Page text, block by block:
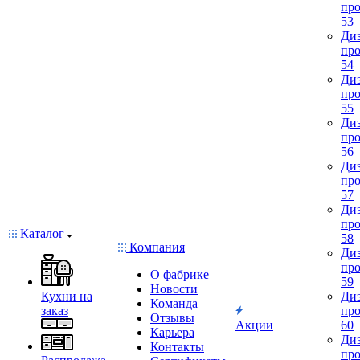
Каталог
Кухни на
заказ
Компания
О фабрике
Новости
Команда
Отзывы
Карьера
Контакты
Акции
53
54
55
56
57
58
59
60